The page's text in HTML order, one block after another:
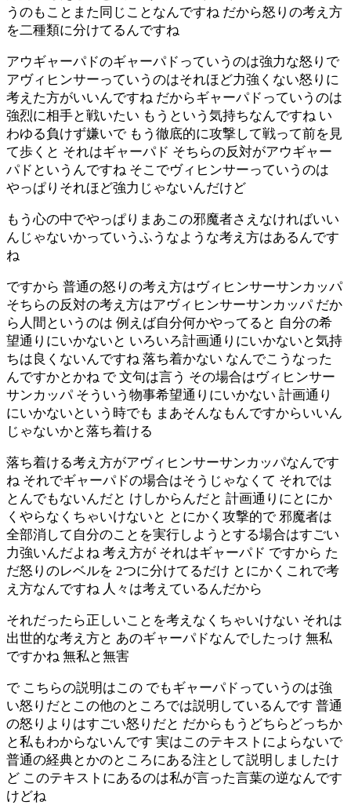
うのもことまた同じことなんですね だから怒りの考え方
を二種類に分けてるんですね
アウギャーパドのギャーパドっていうのは強力な怒りで
アヴィヒンサーっていうのはそれほど力強くない怒りに
考えた方がいいんですね だからギャーパドっていうのは
強烈に相手と戦いたい もうという気持ちなんですね い
わゆる負けず嫌いで もう徹底的に攻撃して戦って前を見
て歩くと それはギャーパド そちらの反対がアウギャー
パドというんですね そこでヴィヒンサーっていうのは
やっぱりそれほど強力じゃないんだけど
もう心の中でやっぱりまあこの邪魔者さえなければいい
んじゃないかっていうふうなような考え方はあるんです
ね
ですから 普通の怒りの考え方はヴィヒンサーサンカッパ
そちらの反対の考え方はアヴィヒンサーサンカッパ だか
ら人間というのは 例えば自分何かやってると 自分の希
望通りにいかないと いろいろ計画通りにいかないと気持
ちは良くないんですね 落ち着かない なんでこうなった
んですかとかね で 文句は言う その場合はヴィヒンサー
サンカッパ そういう物事希望通りにいかない 計画通り
にいかないという時でも まあそんなもんですからいいん
じゃないかと落ち着ける
落ち着ける考え方がアヴィヒンサーサンカッパなんです
ね それでギャーパドの場合はそうじゃなくて それでは
とんでもないんだと けしからんだと 計画通りにとにか
くやらなくちゃいけないと とにかく攻撃的で 邪魔者は
全部消して自分のことを実行しようとする場合はすごい
力強いんだよね 考え方が それはギャーパド ですから た
だ怒りのレベルを 2つに分けてるだけ とにかくこれで考
え方なんですね 人々は考えているんだから
それだったら正しいことを考えなくちゃいけない それは
出世的な考え方と あのギャーパドなんでしたっけ 無私
ですかね 無私と無害
で こちらの説明はこの でもギャーパドっていうのは強
い怒りだとこの他のところでは説明しているんです 普通
の怒りよりはすごい怒りだと だからもうどちらどっちか
と私もわからないんです 実はこのテキストによらないで
普通の経典とかのところにある注として説明しましたけ
ど このテキストにあるのは私が言った言葉の逆なんです
けどね